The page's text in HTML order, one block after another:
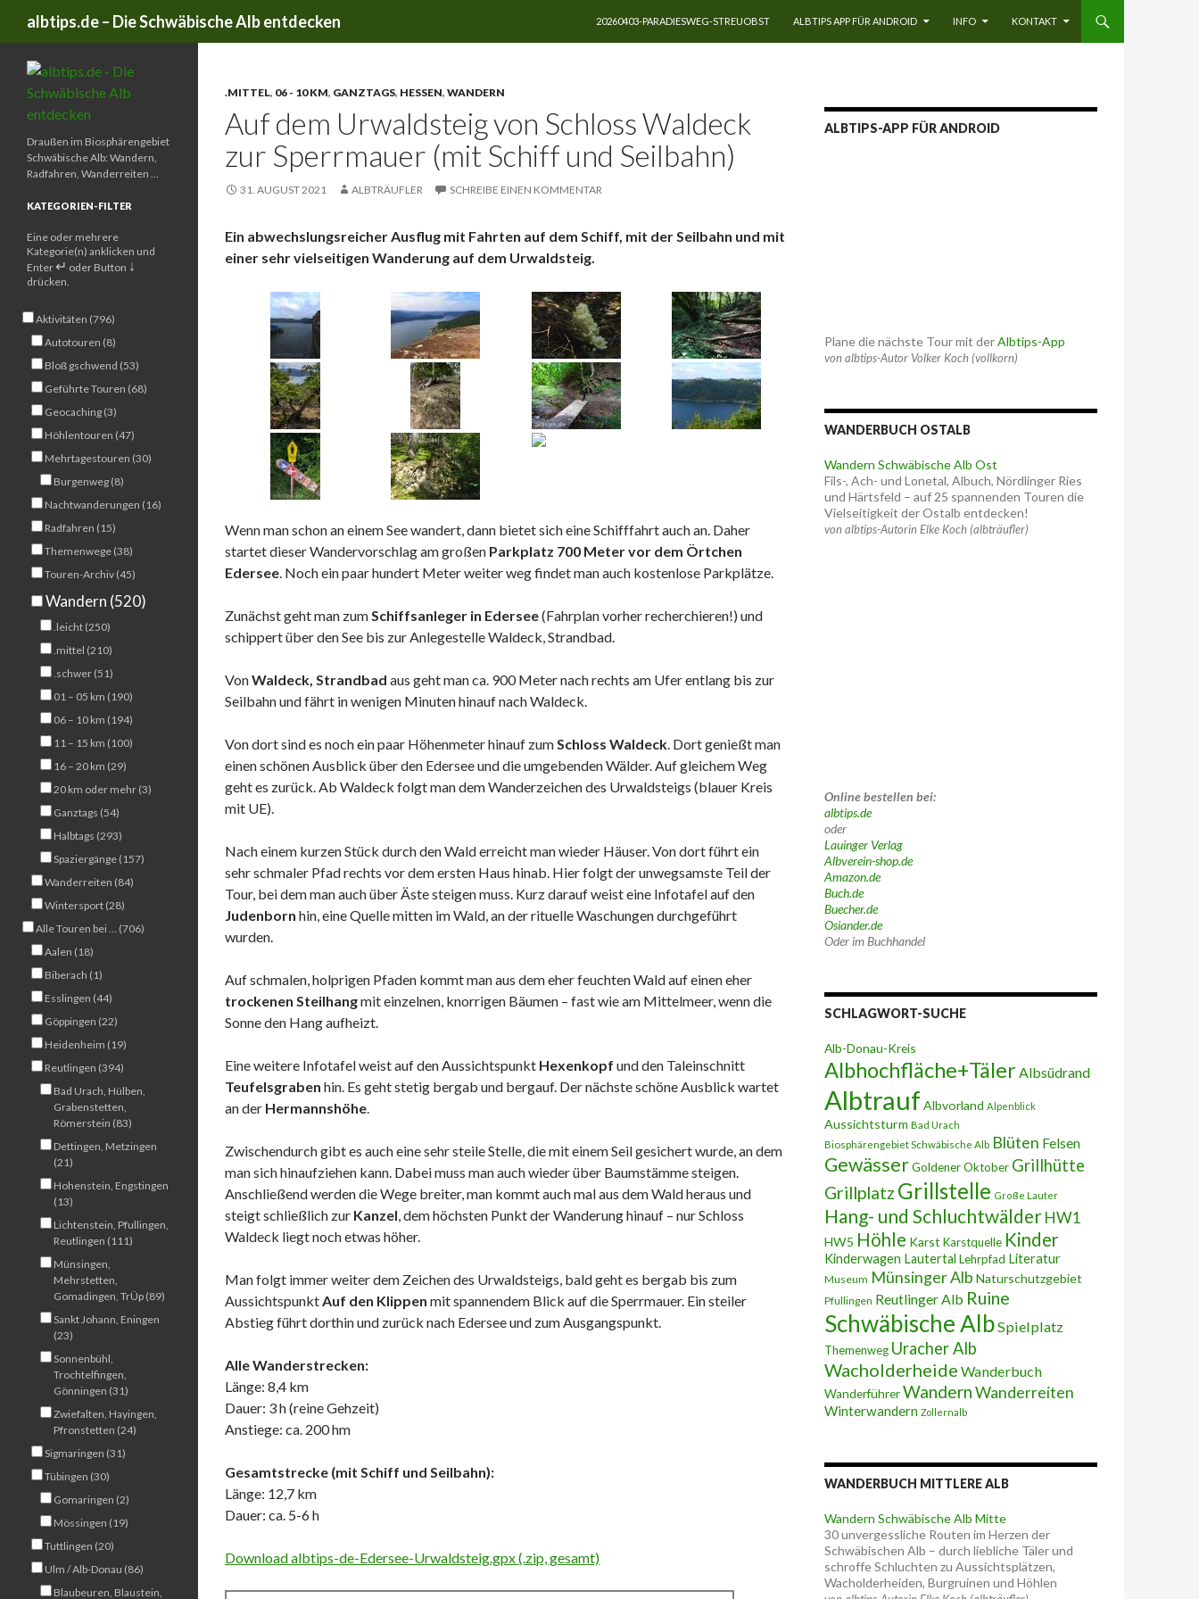
albtips.de – Die Schwäbische Alb entdecken
20260403-PARADIESWEG-STREUOBST
ALBTIPS APP FÜR ANDROID INFO KONTAKT
.MITTEL, 06 - 10 KM, GANZTAGS, HESSEN, WANDERN
Auf dem Urwaldsteig von Schloss Waldeck
zur Sperrmauer (mit Schiff und Seilbahn)
31. AUGUST 2021 ALBTRÄUFLER SCHREIBE EINEN KOMMENTAR
Ein abwechslungsreicher Ausflug mit Fahrten auf dem Schiff, mit der Seilbahn und mit
einer sehr vielseitigen Wanderung auf dem Urwaldsteig.
Wenn man schon an einem See wandert, dann bietet sich eine Schifffahrt auch an. Daher
startet dieser Wandervorschlag am großen Parkplatz 700 Meter vor dem Örtchen
Edersee. Noch ein paar hundert Meter weiter weg findet man auch kostenlose Parkplätze.
Zunächst geht man zumSchiffsanleger in Edersee(Fahrplan vorher recherchieren!) und
schippert über den See bis zur Anlegestelle Waldeck, Strandbad.
VonWaldeck, Strandbad aus geht man ca. 900 Meter nach rechts am Ufer entlang bis zur
Seilbahn und fährt in wenigen Minuten hinauf nach Waldeck.
Von dort sind es noch ein paar Höhenmeter hinauf zumSchloss Waldeck. Dort genießt man
einen schönen Ausblick über den Edersee und die umgebenden Wälder. Auf gleichem Weg
geht es zurück. Ab Waldeck folgt man dem Wanderzeichen des Urwaldsteigs (blauer Kreis
mit UE).
Nach einem kurzen Stück durch den Wald erreicht man wieder Häuser. Von dort führt ein
sehr schmaler Pfad rechts vor dem ersten Haus hinab. Hier folgt der unwegsamste Teil der
Tour, bei dem man auch über Äste steigen muss. Kurz darauf weist eine Infotafel auf den
Judenborn hin, eine Quelle mitten im Wald, an der rituelle Waschungen durchgeführt
wurden.
Auf schmalen, holprigen Pfaden kommt man aus dem eher feuchten Wald auf einen eher
trockenen Steilhangmit einzelnen, knorrigen Bäumen – fast wie am Mittelmeer, wenn die
Sonne den Hang aufheizt.
Eine weitere Infotafel weist auf den Aussichtspunkt Hexenkopf und den Taleinschnitt
Teufelsgraben hin. Es geht stetig bergab und bergauf. Der nächste schöne Ausblick wartet
an der Hermannshöhe.
Zwischendurch gibt es auch eine sehr steile Stelle, die mit einem Seil gesichert wurde, an dem
man sich hinaufziehen kann. Dabei muss man auch wieder über Baumstämme steigen.
Anschließend werden die Wege breiter, man kommt auch mal aus dem Wald heraus und
steigt schließlich zur Kanzel, dem höchsten Punkt der Wanderung hinauf – nur Schloss
Waldeck liegt noch etwas höher.
Man folgt immer weiter dem Zeichen des Urwaldsteigs, bald geht es bergab bis zum
AussichtspunktAuf den Klippen mit spannendem Blick auf die Sperrmauer. Ein steiler
Abstieg führt dorthin und zurück nach Edersee und zum Ausgangspunkt.
Alle Wanderstrecken:
Länge: 8,4 km
Dauer: 3 h (reine Gehzeit)
Anstiege: ca. 200 hm
Gesamtstrecke (mit Schiff und Seilbahn):
Länge: 12,7 km
Dauer: ca. 5-6 h
Download albtips-de-Edersee-Urwaldsteig.gpx (.zip, gesamt)
ALBTIPS-APP FÜR ANDROID
Plane die nächste Tour mit derAlbtips-App
von albtips-Autor Volker Koch (vollkorn)
WANDERBUCH OSTALB
Wandern Schwäbische Alb Ost
Fils-, Ach- und Lonetal, Albuch, Nördlinger Ries
und Härtsfeld – auf 25 spannenden Touren die
Vielseitigkeit der Ostalb entdecken!
von albtips-Autorin Elke Koch (albträufler)
Online bestellen bei:
albtips.de
oder
Lauinger Verlag
Albverein-shop.de
Amazon.de
Buch.de
Buecher.de
Osiander.de
Oder im Buchhandel
SCHLAGWORT-SUCHE
Alb-Donau-Kreis
Albhochfläche+TälerAlbsüdrand
Albtrauf Albvorland Alpenblick
Aussichtsturm Bad Urach
Biosphärengebiet Schwäbische Alb Blüten Felsen
GewässerGoldener Oktober Grillhütte
Grillplatz Grillstelle Große Lauter
Hang- und SchluchtwälderHW1
HW5 Höhle Karst Karstquelle Kinder
Kinderwagen Lautertal Lehrpfad Literatur
Museum Münsinger Alb Naturschutzgebiet
Pfullingen Reutlinger Alb Ruine
Schwäbische AlbSpielplatz
Themenweg Uracher Alb
Wacholderheide Wanderbuch
WanderführerWandernWanderreiten
Winterwandern Zollernalb
WANDERBUCH MITTLERE ALB
Wandern Schwäbische Alb Mitte
30 unvergessliche Routen im Herzen der
Schwäbischen Alb – durch liebliche Täler und
schroffe Schluchten zu Aussichtsplätzen,
Wacholderheiden, Burgruinen und Höhlen
Draußen im Biosphärengebiet
Schwäbische Alb: Wandern,
Radfahren, Wanderreiten …
KATEGORIEN-FILTER
Eine oder mehrere
Kategorie(n) anklicken und
Enter ↵ oder Button ↓
drücken.
Aktivitäten (796)
Autotouren (8)
Bloß gschwend (53)
Geführte Touren (68)
Geocaching (3)
Höhlentouren (47)
Mehrtagestouren (30)
Burgenweg (8)
Nachtwanderungen (16)
Radfahren (15)
Themenwege (38)
Touren-Archiv (45)
Wandern (520)
.leicht (250)
.mittel (210)
.schwer (51)
01 – 05 km (190)
06 – 10 km (194)
11 – 15 km (100)
16 – 20 km (29)
20 km oder mehr (3)
Ganztags (54)
Halbtags (293)
Spaziergänge (157)
Wanderreiten (84)
Wintersport (28)
Alle Touren bei … (706)
Aalen (18)
Biberach (1)
Esslingen (44)
Göppingen (22)
Heidenheim (19)
Reutlingen (394)
Bad Urach, Hülben,
Grabenstetten,
Römerstein (83)
Dettingen, Metzingen
(21)
Hohenstein, Engstingen
(13)
Lichtenstein, Pfullingen,
Reutlingen (111)
Münsingen,
Mehrstetten,
Gomadingen, TrÜp (89)
Sankt Johann, Eningen
(23)
Sonnenbühl,
Trochtelfingen,
Gönningen (31)
Zwiefalten, Hayingen,
Pfronstetten (24)
Sigmaringen (31)
Tübingen (30)
Gomaringen (2)
Mössingen (19)
Tuttlingen (20)
Ulm / Alb-Donau (86)
Blaubeuren, Blaustein,